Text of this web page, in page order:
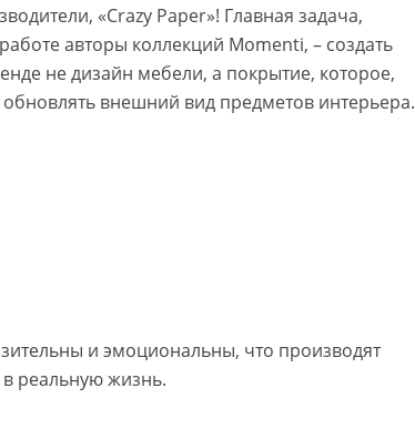
«Crazy Paper»! Главная задача,
авторы коллекций Momenti, – создать
не дизайн мебели, а покрытие, которое,
внешний вид предметов интерьера.
и эмоциональны, что производят
в реальную жизнь.